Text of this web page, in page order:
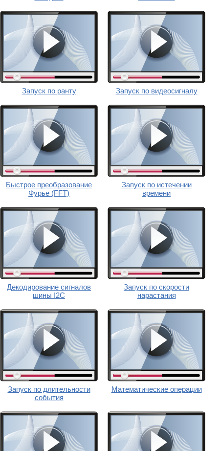
Запуск по ранту Запуск по видеосигналу
Быстрое преобразование
Фурье (FFT)
Запуск по истечении
времени
Декодирование сигналов
шины I2C
Запуск по скорости
нарастания
Запуск по длительности
события
Математические операции